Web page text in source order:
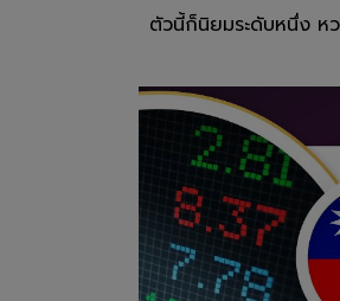
ตัวนี้ก็นิยมระดับหนึ่ง ห